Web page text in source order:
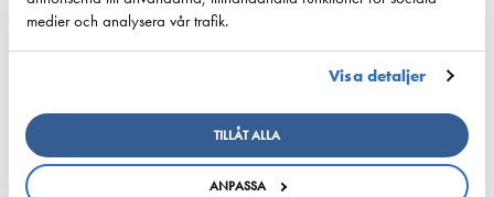
medier och analysera vår trafik.
Visa detaljer
TILLÅT ALLA
ANPASSA
Poolsekreterare för sjötransportpoolen, Beredskapsansvarig